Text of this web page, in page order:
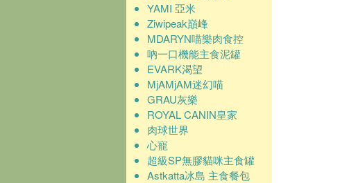
YAMI 亞米
Ziwipeak巔峰
MDARYN喵樂肉食控
吶一口機能主食泥罐
EVARK渴望
MjAMjAM迷幻喵
GRAU灰樂
ROYAL CANIN皇家
肉球世界
心寵
超級SP無膠貓咪主食罐
Astkatta冰島 主食餐包